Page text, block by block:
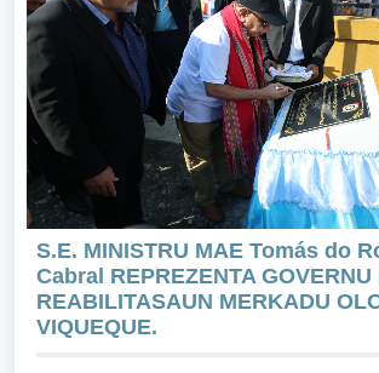
S.E. MINISTRU MAE Tomás do
Cabral REPREZENTA
REABILITASAUN MERKADU
VIQUEQUE.